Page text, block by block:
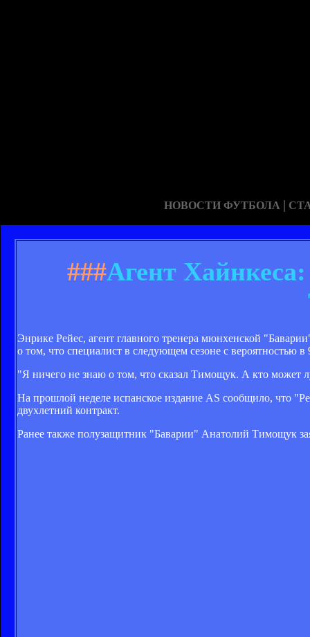
НОВОСТИ ФУТБОЛА |
###Агент
Энрике Рейес, агент главного тренера мюнхенской
о том, что специалист в следующем сезоне с вероятностью
"Я ничего не знаю о том, что сказал Тимощук. А кто может
На прошлой неделе испанское издание AS сообщило, что
двухлетний контракт.
Ранее также полузащитник "Баварии" Анатолий Тимощук